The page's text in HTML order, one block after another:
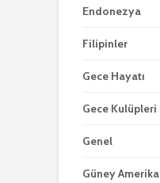
Endonezya
Filipinler
Gece Hayatı
Gece Kulüpleri
Genel
Güney Amerika